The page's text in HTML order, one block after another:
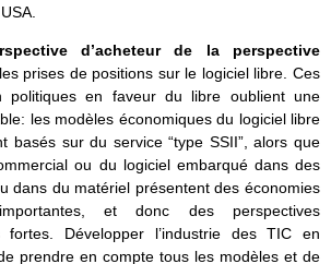
d’acheteur de la perspective
prises de positions sur le logiciel libre. Ces
politiques en faveur du libre oublient une
les modèles économiques du logiciel libre
basés sur du service “type SSII”, alors que
ou du logiciel embarqué dans des
dans du matériel présentent des économies
et donc des perspectives
fortes. Développer l’industrie des TIC en
prendre en compte tous les modèles et de